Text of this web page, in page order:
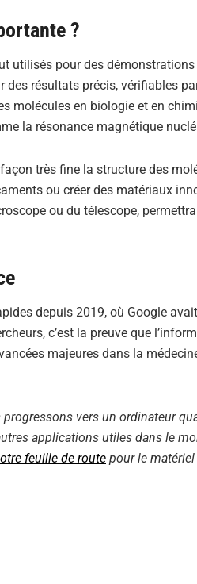
?
utilisés pour des
résultats précis, vérifiables
molécules en biologie et en
la résonance magnétique
très fine la structure des
ou créer des matériaux
ou du télescope,
depuis 2019, où Google
c’est la preuve que
majeures dans la
vers un ordinateur
applications utiles dans le
feuille de route pour le